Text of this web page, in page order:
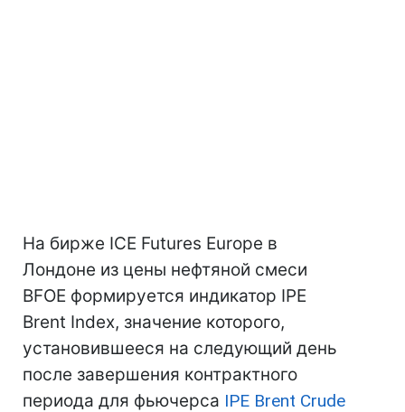
На бирже ICE Futures Europe в
Лондоне из цены нефтяной смеси
BFOE формируется индикатор IPE
Brent Index, значение которого,
установившееся на следующий день
после завершения контрактного
периода для фьючерса IPE Brent Crude